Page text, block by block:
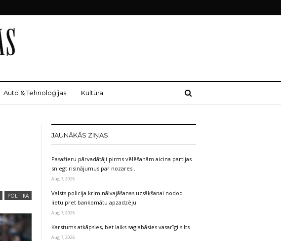
Auto & Tehnoloģijas Kultūra
POLITIKA
JAUNĀKĀS ZIŅAS
Pasažieru pārvadātāji pirms vēlēšanām aicina partijas
sniegt risinājumus par nozares…
Aug 7, 2026
Valsts policija kriminālvajāšanas uzsākšanai nodod
lietu pret bankomātu apzadzēju
Aug 7, 2026
Karstums atkāpsies, bet laiks saglabāsies vasarīgi silts
Aug 7, 2026